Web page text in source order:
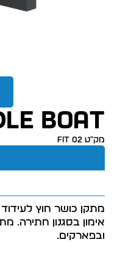
BOAT
מק״ט FIT 02
מתקן כושר חוץ
אימון בסגנון חתירה.
ובפארקים.